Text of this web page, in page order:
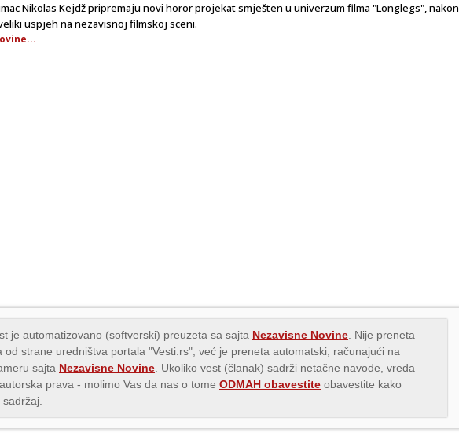
Nikolas Kejdž pripremaju novi horor projekat smješten u univerzum filma "Longlegs", nakon
uspjeh na nezavisnoj filmskoj sceni.
je automatizovano (softverski) preuzeta sa sajta Nezavisne Novine . Nije preneta
od strane uredništva portala "Vesti.rs", već je preneta automatski, računajući na
sajta Nezavisne Novine . Ukoliko vest (članak) sadrži netačne navode, vređa
prava - molimo Vas da nas o tome ODMAH obavestite obavestite kako